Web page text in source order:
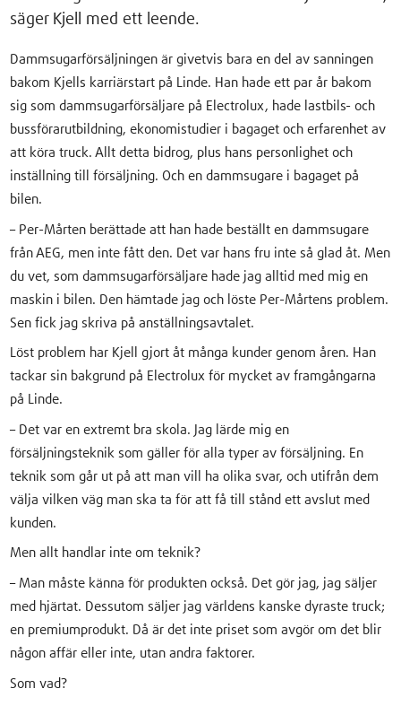
säger Kjell med ett leende.
Dammsugarförsäljningen är givetvis bara en del av sanningen
bakom Kjells karriärstart på Linde. Han hade ett par år bakom
sig som dammsugarförsäljare på Electrolux, hade lastbils- och
bussförarutbildning, ekonomistudier i bagaget och erfarenhet av
att köra truck. Allt detta bidrog, plus hans personlighet och
inställning till försäljning. Och en dammsugare i bagaget på
bilen.
– Per-Mårten berättade att han hade beställt en dammsugare
från AEG, men inte fått den. Det var hans fru inte så glad åt. Men
du vet, som dammsugarförsäljare hade jag alltid med mig en
maskin i bilen. Den hämtade jag och löste Per-Mårtens problem.
Sen fick jag skriva på anställningsavtalet.
Löst problem har Kjell gjort åt många kunder genom åren. Han
tackar sin bakgrund på Electrolux för mycket av framgångarna
på Linde.
– Det var en extremt bra skola. Jag lärde mig en
försäljningsteknik som gäller för alla typer av försäljning. En
teknik som går ut på att man vill ha olika svar, och utifrån dem
välja vilken väg man ska ta för att få till stånd ett avslut med
kunden.
Men allt handlar inte om teknik?
– Man måste känna för produkten också. Det gör jag, jag säljer
med hjärtat. Dessutom säljer jag världens kanske dyraste truck;
en premiumprodukt. Då är det inte priset som avgör om det blir
någon affär eller inte, utan andra faktorer.
Som vad?